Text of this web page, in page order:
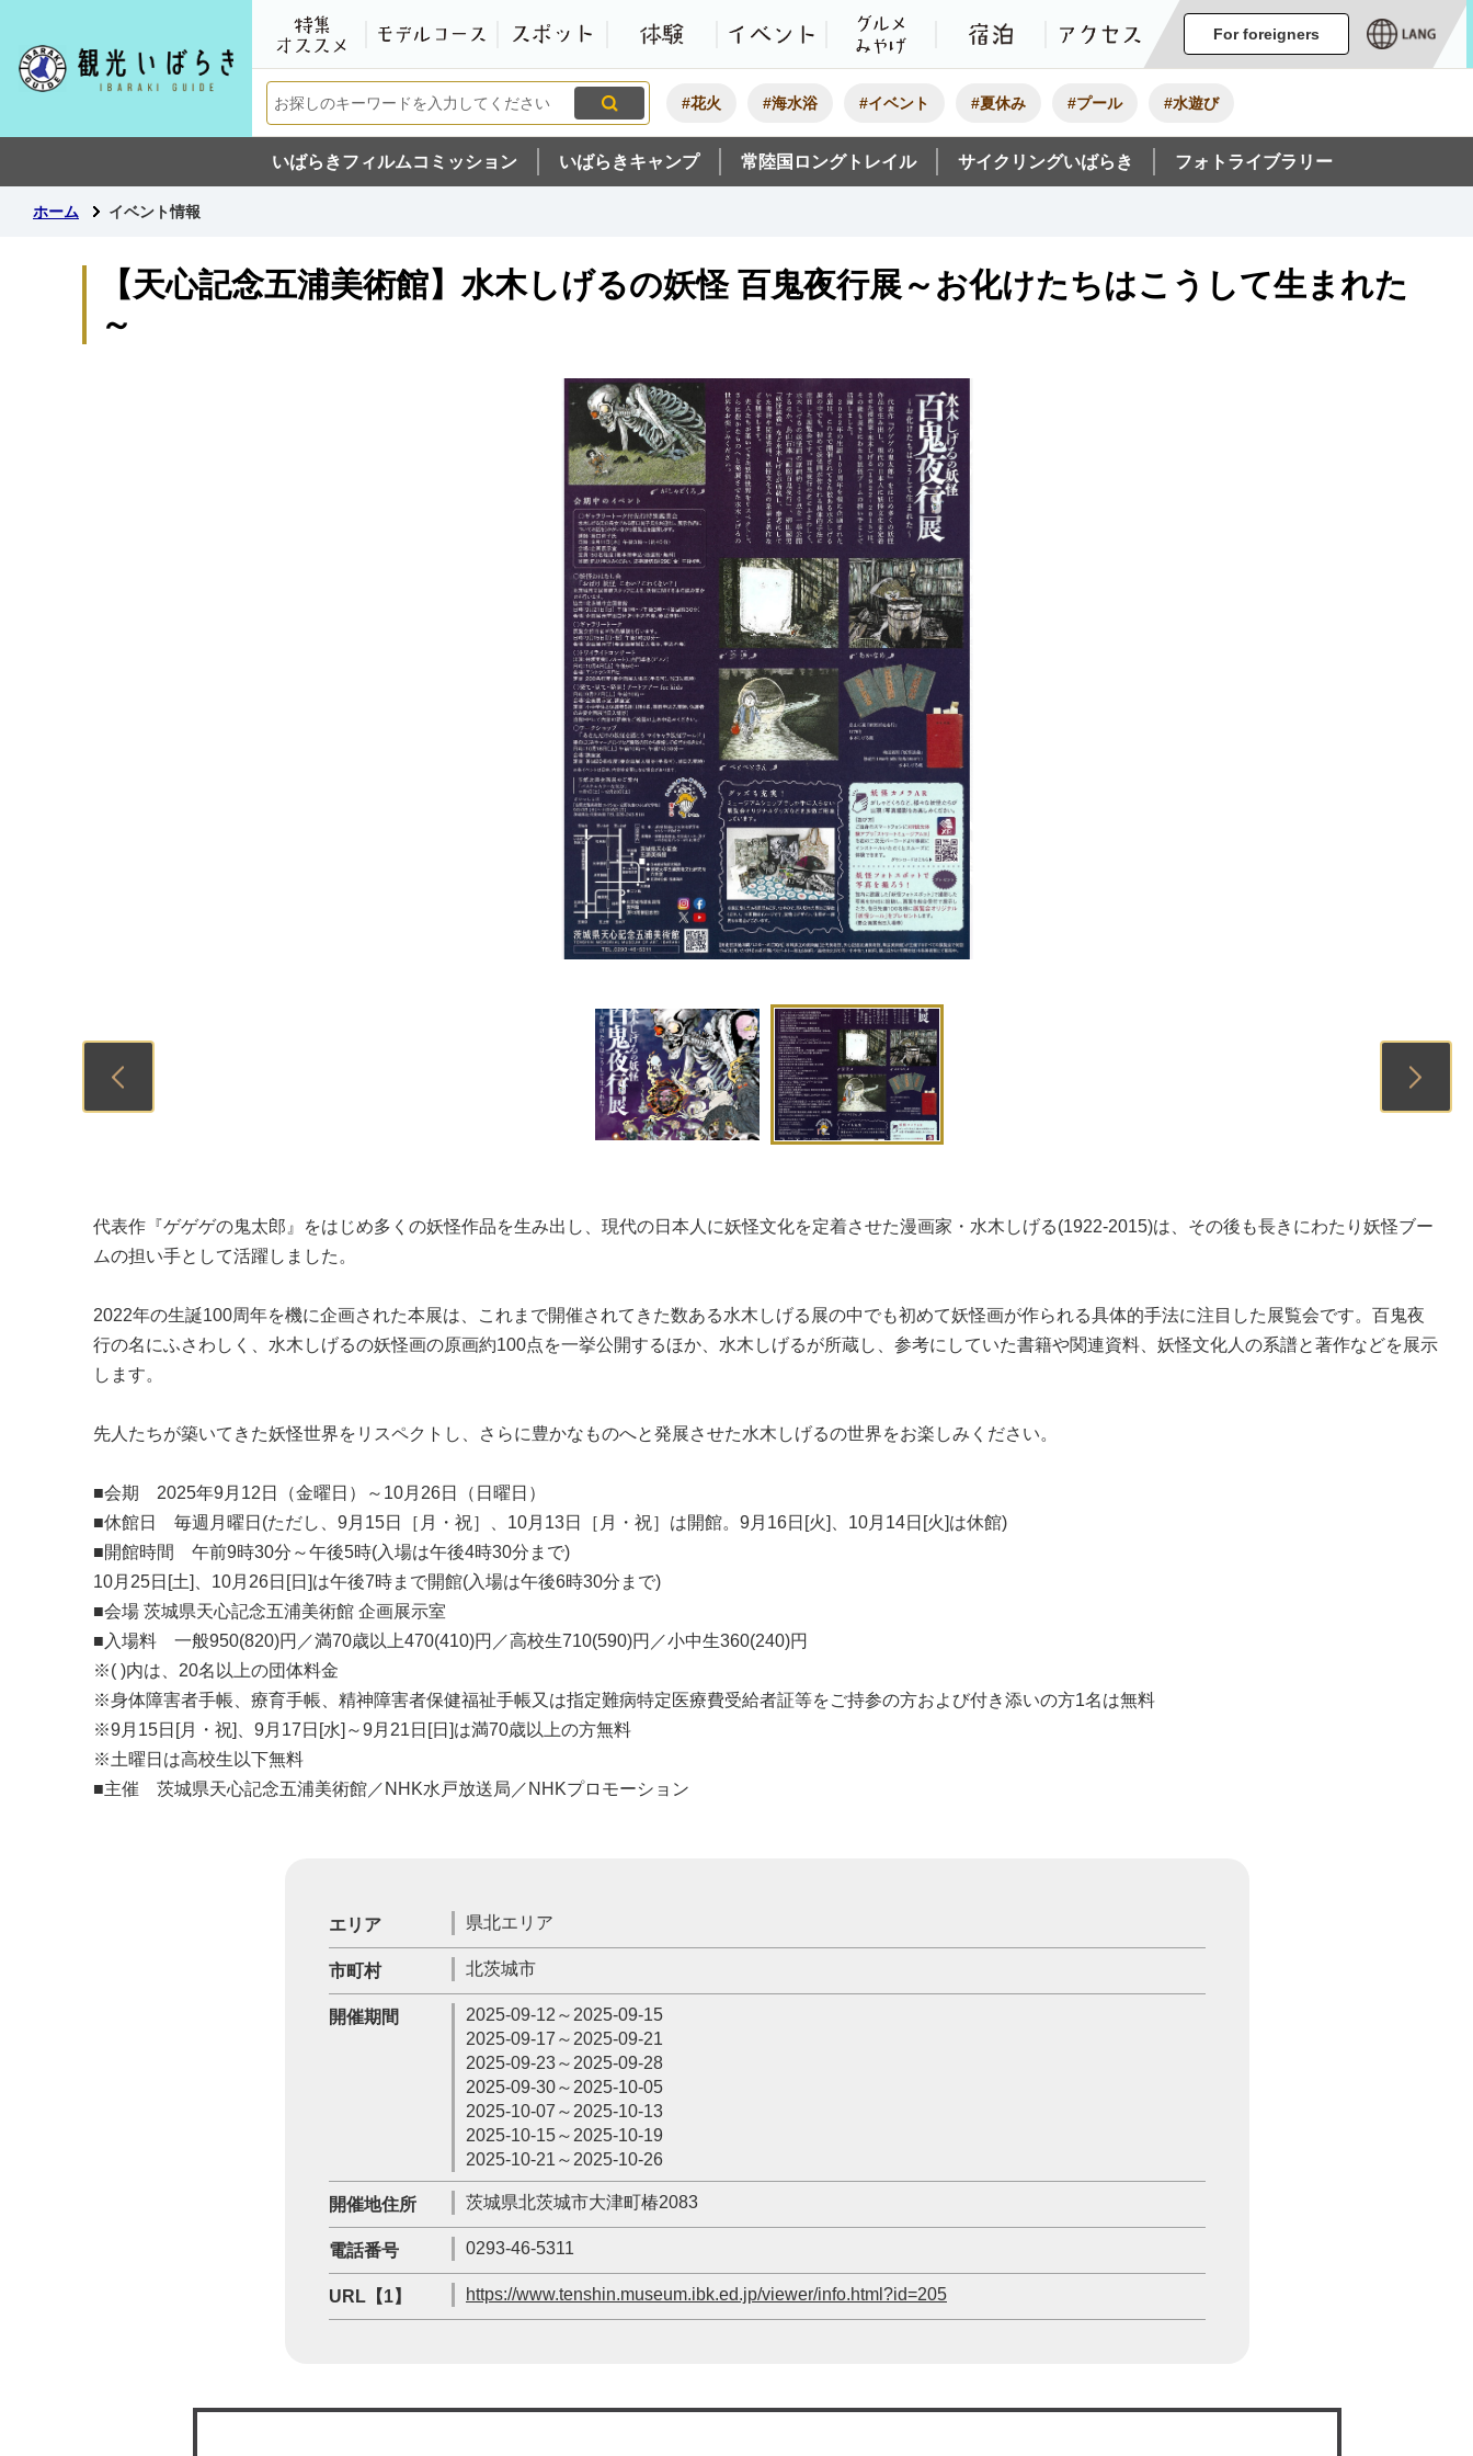
観光いばらき公式ホームページ
特集・オススメ
モデルコーススポット 体験 イベント グルメ・みやげ宿泊 アクセス
For foreigners
#花火 #海水浴 #イベント #夏休み #プール #水遊び
いばらきフィルムコミッション いばらきキャンプ 常陸国ロングトレイル サイクリングいばらき フォトライブラリー
ホーム イベント情報
【天心記念五浦美術館】水木しげるの妖怪 百鬼夜行展～お化けたちはこうして生まれた
～
代表作『ゲゲゲの鬼太郎』をはじめ多くの妖怪作品を生み出し、現代の日本人に妖怪文化を定着させた漫画家・水木しげる(1922-2015)は、その後も長きにわたり妖怪ブー
ムの担い手として活躍しました。
2022年の生誕100周年を機に企画された本展は、これまで開催されてきた数ある水木しげる展の中でも初めて妖怪画が作られる具体的手法に注目した展覧会です。百鬼夜
行の名にふさわしく、水木しげるの妖怪画の原画約100点を一挙公開するほか、水木しげるが所蔵し、参考にしていた書籍や関連資料、妖怪文化人の系譜と著作などを展示
します。
先人たちが築いてきた妖怪世界をリスペクトし、さらに豊かなものへと発展させた水木しげるの世界をお楽しみください。
■会期 2025年9月12日（金曜日）～10月26日（日曜日）
■休館日 毎週月曜日(ただし、9月15日［月・祝］、10月13日［月・祝］は開館。9月16日[火]、10月14日[火]は休館)
■開館時間 午前9時30分～午後5時(入場は午後4時30分まで)
10月25日[土]、10月26日[日]は午後7時まで開館(入場は午後6時30分まで)
■会場 茨城県天心記念五浦美術館 企画展示室
■入場料 一般950(820)円／満70歳以上470(410)円／高校生710(590)円／小中生360(240)円
※( )内は、20名以上の団体料金
※身体障害者手帳、療育手帳、精神障害者保健福祉手帳又は指定難病特定医療費受給者証等をご持参の方および付き添いの方1名は無料
※9月15日[月・祝]、9月17日[水]～9月21日[日]は満70歳以上の方無料
※土曜日は高校生以下無料
■主催 茨城県天心記念五浦美術館／NHK水戸放送局／NHKプロモーション
エリア 県北エリア
市町村 北茨城市
開催期間
2025-09-12～2025-09-15
2025-09-17～2025-09-21
2025-09-23～2025-09-28
2025-09-30～2025-10-05
2025-10-07～2025-10-13
2025-10-15～2025-10-19
2025-10-21～2025-10-26
開催地住所 茨城県北茨城市大津町椿2083
電話番号 0293-46-5311
URL【1】 https://www.tenshin.museum.ibk.ed.jp/viewer/info.html?id=205